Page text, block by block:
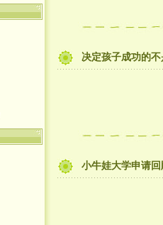
决定孩子成功的
小牛娃大学申请